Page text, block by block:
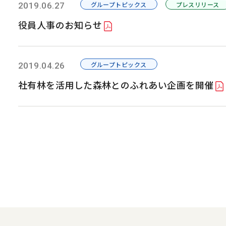
2019.06.27 グループトピックス プレスリリース
役員人事のお知らせ
2019.04.26 グループトピックス
社有林を活用した森林とのふれあい企画を開催